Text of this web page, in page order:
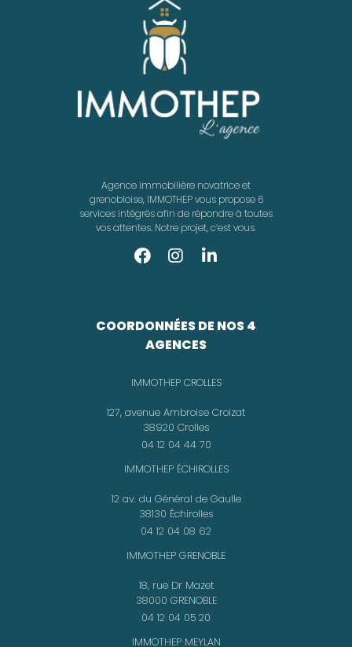
Agence immobilière novatrice et
grenobloise, IMMOTHEP vous propose 6
services intégrés afin de répondre à toutes
vos attentes. Notre projet, c’est vous.
COORDONNÉES DE NOS 4
AGENCES
IMMOTHEP CROLLES
127, avenue Ambroise Croizat
38920 Crolles
04 12 04 44 70
IMMOTHEP ÉCHIROLLES
12 av. du Général de Gaulle
38130 Échirolles
04 12 04 08 62
IMMOTHEP GRENOBLE
18, rue Dr Mazet
38000 GRENOBLE
04 12 04 05 20
IMMOTHEP MEYLAN